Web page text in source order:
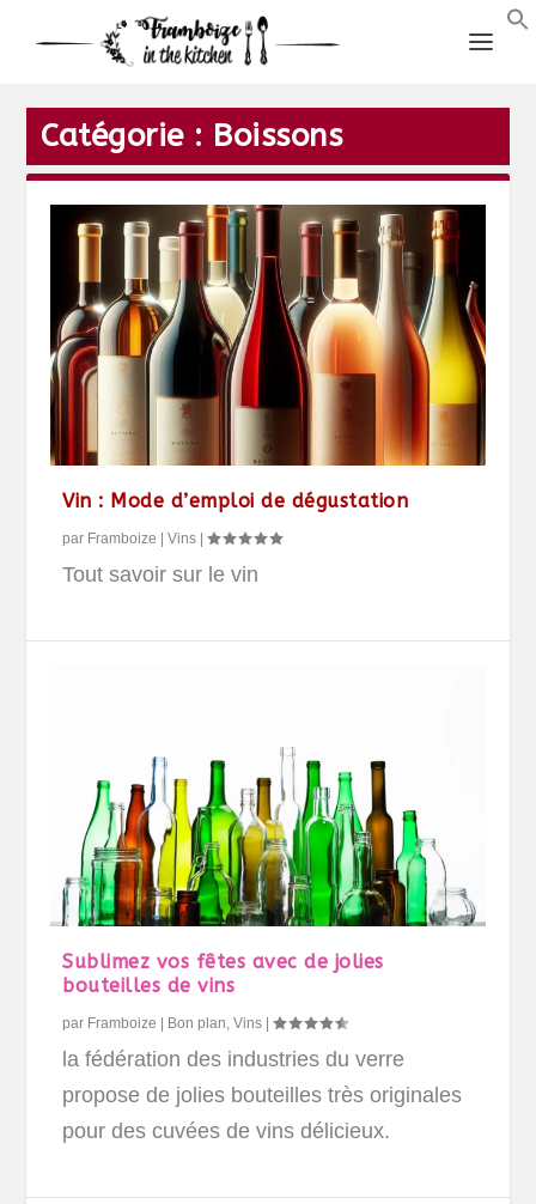
Catégorie : Boissons
Vin : Mode d’emploi de dégustation
par Framboize |Vins |
Tout savoir sur le vin
Sublimez vos fêtes avec de jolies
bouteilles de vins
par Framboize | Bon plan ,Vins |
la fédération des industries du verre
propose de jolies bouteilles très originales
pour des cuvées de vins délicieux.